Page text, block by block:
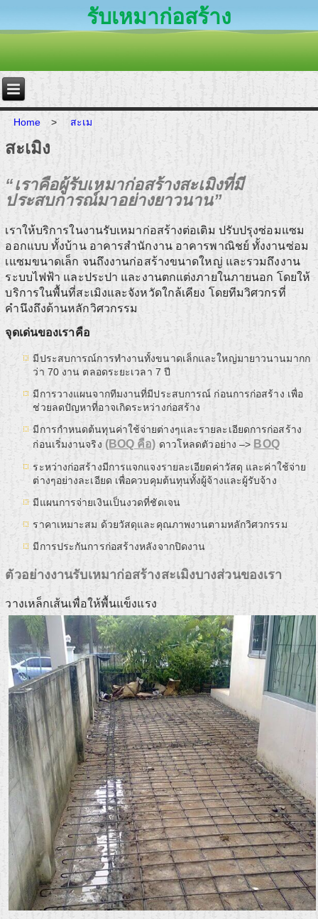
รับเหมาก่อสร้าง
Home > สะเม
สะเมิง
“เราคือผู้รับเหมาก่อสร้างสะเมิงที่มี
ประสบการณ์มาอย่างยาวนาน”
เราให้บริการในงานรับเหมาก่อสร้างต่อเติม ปรับปรุงซ่อมแซม
ออกแบบ ทั้งบ้าน อาคารสำนักงาน อาคารพาณิชย์ ทั้งงานซ่อม
เแซมขนาดเล็ก จนถึงงานก่อสร้างขนาดใหญ่ และรวมถึงงาน
ระบบไฟฟ้า และประปา และงานตกแต่งภายในภายนอก โดยให้
บริการในพื้นที่สะเมิงและจังหวัดใกล้เคียง โดยทีมวิศวกรที่
คำนึงถึงด้านหลักวิศวกรรม
จุดเด่นของเราคือ
มีประสบการณ์การทำงานทั้งขนาดเล็กและใหญ่มายาวนานมากก
ว่า 70 งาน ตลอดระยะเวลา 7 ปี
มีการวางแผนจากทีมงานที่มีประสบการณ์ ก่อนการก่อสร้าง เพื่อ
ช่วยลดปัญหาที่อาจเกิดระหว่างก่อสร้าง
มีการกำหนดต้นทุนค่าใช้จ่ายต่างๆและรายละเอียดการก่อสร้าง
ก่อนเริ่มงานจริง (BOQ คือ) ดาวโหลดตัวอย่าง –> BOQ
ระหว่างก่อสร้างมีการแจกแจงรายละเอียดค่าวัสดุ และค่าใช้จ่าย
ต่างๆอย่างละเอียด เพื่อควบคุมต้นทุนทั้งผู้จ้างและผู้รับจ้าง
มีแผนการจ่ายเงินเป็นงวดที่ชัดเจน
ราคาเหมาะสม ด้วยวัสดุและคุณภาพงานตามหลักวิศวกรรม
มีการประกันการก่อสร้างหลังจากปิดงาน
ตัวอย่างงานรับเหมาก่อสร้างสะเมิงบางส่วนของเรา
วางเหล็กเส้นเพื่อให้พื้นแข็งแรง